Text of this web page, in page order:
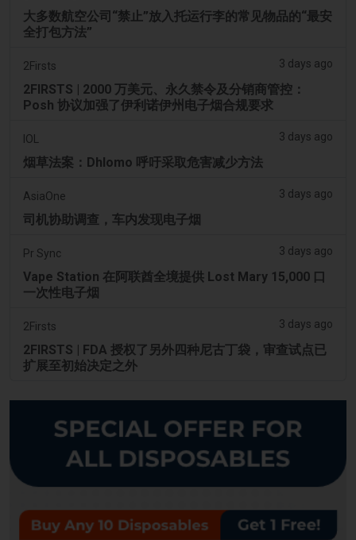
大多数航空公司“禁止”放入托运行李的常见物品的“最安
全打包方法”
2Firsts 3 days ago
2FIRSTS | 2000 万美元、永久禁令及分销商管控：
Posh 协议加强了伊利诺伊州电子烟合规要求
IOL 3 days ago
烟草法案：Dhlomo 呼吁采取危害减少方法
AsiaOne 3 days ago
司机协助调查，车内发现电子烟
Pr Sync 3 days ago
Vape Station 在阿联酋全境提供 Lost Mary 15,000 口
一次性电子烟
2Firsts 3 days ago
2FIRSTS | FDA 授权了另外四种尼古丁袋，审查试点已
扩展至初始决定之外